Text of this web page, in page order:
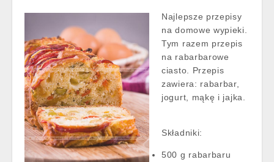
Najlepsze przepisy
na domowe wypieki.
Tym razem przepis
na rabarbarowe
ciasto. Przepis
zawiera: rabarbar,
jogurt, mąkę i jajka.
Składniki:
500 g rabarbaru